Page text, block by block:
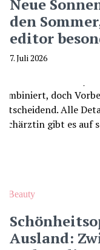
Neue
den
editor
7. Juli 2026
Beauty
Ausland: